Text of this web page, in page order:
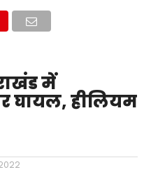
में
घायल, हीलियम